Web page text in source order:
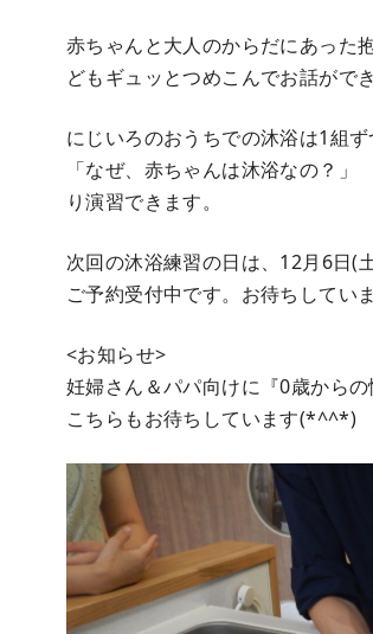
赤ちゃんと大人のからだにあった
どもギュッとつめこんでお話がで
にじいろのおうちでの沐浴は1組
「なぜ、赤ちゃんは沐浴なの？
り演習できます。
次回の沐浴練習の日は、12月6日(
ご予約受付中です。お待ちしていま
<お知らせ>
妊婦さん＆パパ向けに『0歳から
こちらもお待ちしています